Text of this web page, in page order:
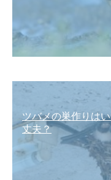
ツバメの巣作りは
丈夫？